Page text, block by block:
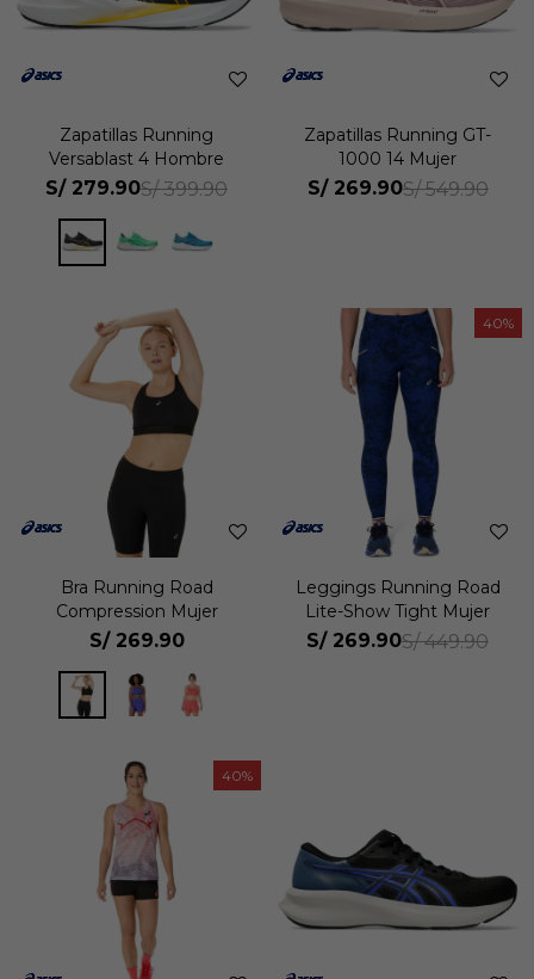
Zapatillas Running
Versablast 4 Hombre
S/ 279.90S/ 399.90
Zapatillas Running GT-
1000 14 Mujer
S/ 269.90S/ 549.90
Bra Running Road
Compression Mujer
S/ 269.90
40
Leggings Running Road
Lite-Show Tight Mujer
S/ 269.90S/ 449.90
40